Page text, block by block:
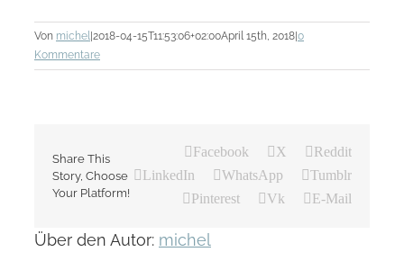
Von michel |2018-04-15T11:53:06+02:00April 15th, 2018|0
Kommentare
Share This
Story, Choose
Your Platform!
Facebook X
Reddit
LinkedIn
WhatsApp
Tumblr
Pinterest
Vk E-Mail
Über den Autor: michel